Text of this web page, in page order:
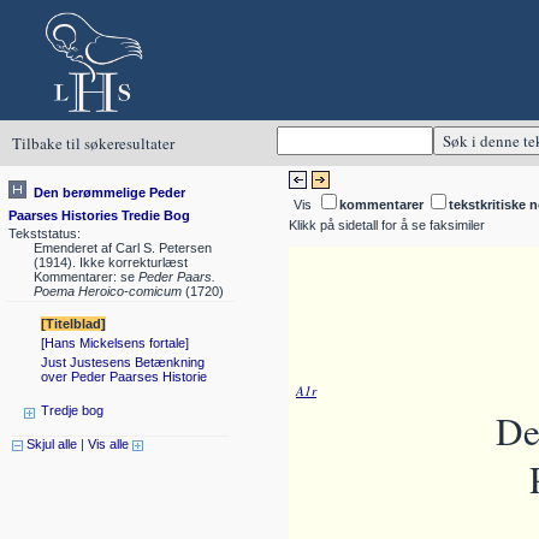
Tilbake til søkeresultater
Den berømmelige Peder
Paarses Histories Tredie Bog
Tekststatus:
Emenderet af Carl S. Petersen
(1914). Ikke korrekturlæst
Kommentarer: se Peder Paars.
Poema Heroico-comicum (1720)
[Titelblad]
[Hans Mickelsens fortale]
Just Justesens Betænkning
over Peder Paarses Historie
Tredje bog
Skjul alle | Vis alle
Vis kommentarer
tekstkritiske
Klikk på sidetall for å se faksimiler
A1r